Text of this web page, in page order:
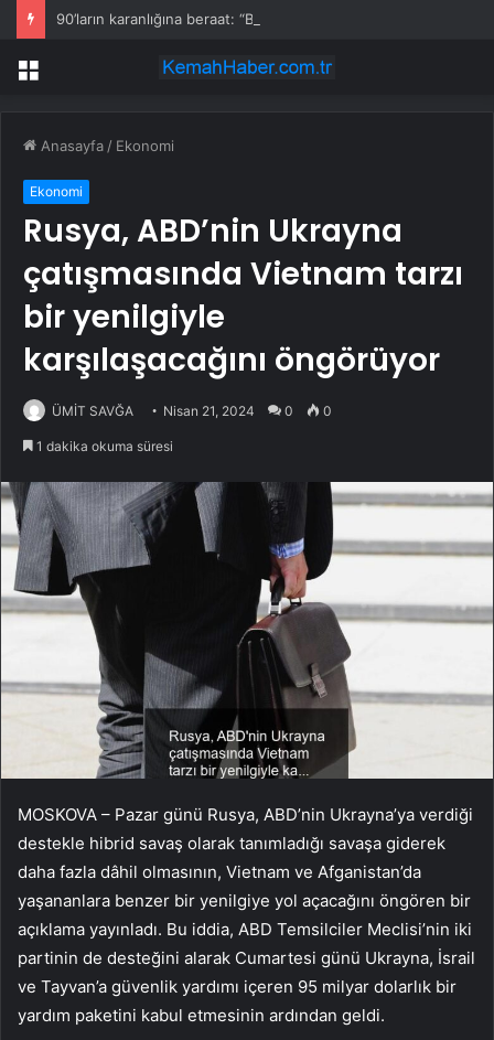
90’ların karanlığına beraat: “Bu dosyalar kapanmayacak”
Menü
Anasayfa / Ekonomi
Ekonomi
Rusya, ABD’nin Ukrayna
çatışmasında Vietnam tarzı
bir yenilgiyle
karşılaşacağını öngörüyor
ÜMİT SAVĞA Nisan 21, 2024 0 0
1 dakika okuma süresi
MOSKOVA – Pazar günü Rusya, ABD’nin Ukrayna’ya verdiği
destekle hibrid savaş olarak tanımladığı savaşa giderek
daha fazla dâhil olmasının, Vietnam ve Afganistan’da
yaşananlara benzer bir yenilgiye yol açacağını öngören bir
açıklama yayınladı. Bu iddia, ABD Temsilciler Meclisi’nin iki
partinin de desteğini alarak Cumartesi günü Ukrayna, İsrail
ve Tayvan’a güvenlik yardımı içeren 95 milyar dolarlık bir
yardım paketini kabul etmesinin ardından geldi.